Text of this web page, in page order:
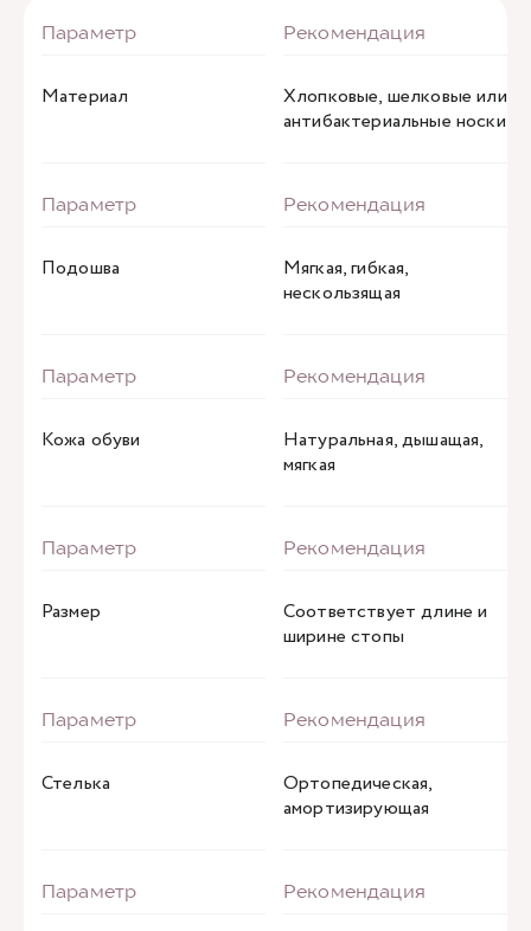
Материал
Хлопковые, шелковые или
антибактериальные носки
Подошва
Мягкая, гибкая,
нескользящая
Кожа обуви
Натуральная, дышащая,
мягкая
Размер
Соответствует длине и
ширине стопы
Стелька
Ортопедическая,
амортизирующая